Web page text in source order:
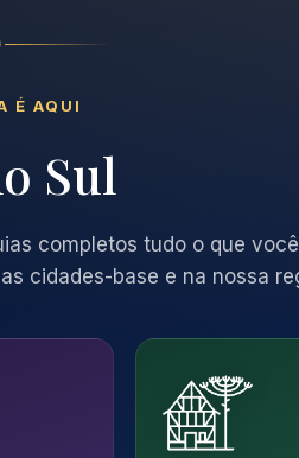
É AQUI
Sul
completos tudo o que
cidades-base e na nossa